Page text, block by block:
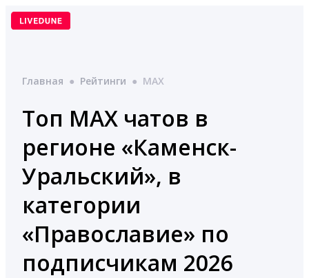
Перейти
Главная ● Рейтинги ● MAX
Топ MAX чатов в
регионе «Каменск-
Уральский», в
категории
«Православие» по
подписчикам 2026